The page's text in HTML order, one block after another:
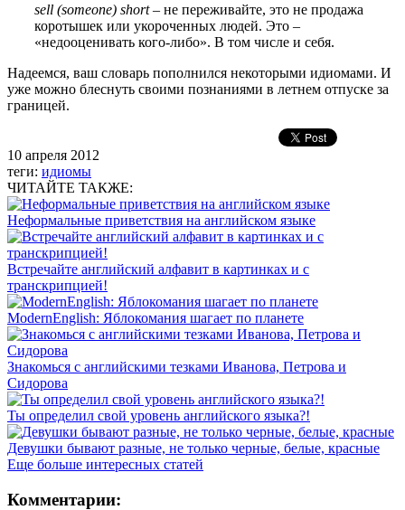
sell (someone) short– не переживайте, это не продажа
коротышек или укороченных людей. Это –
«недооценивать кого-либо». В том числе и себя.
Надеемся, ваш словарь пополнился некоторыми идиомами. И
уже можно блеснуть своими познаниями в летнем отпуске за
границей.
10 апреля 2012
теги: идиомы
ЧИТАЙТЕ ТАКЖЕ:
Неформальные приветствия на английском языке
Встречайте английский алфавит в картинках и с
транскрипцией!
ModernEnglish: Яблокомания шагает по планете
Знакомься с английскими тезками Иванова, Петрова и
Сидорова
Ты определил свой уровень английского языка?!
Девушки бывают разные, не только черные, белые, красные
Еще больше интересных статей
Комментарии: